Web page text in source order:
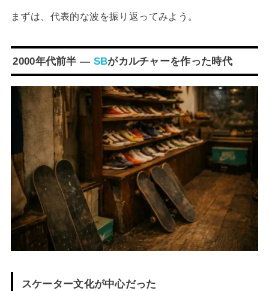
まずは、代表的な波を振り返ってみよう。
2000年代前半 ― SBがカルチャーを作った時代
スケーター文化が中心だった